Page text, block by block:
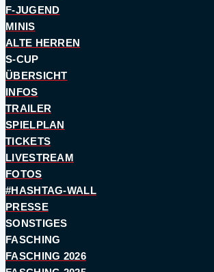
F-JUGEND
MINIS
ALTE HERREN
S-CUP
ÜBERSICHT
INFOS
TRAILER
SPIELPLAN
TICKETS
LIVESTREAM
FOTOS
#HASHTAG-WALL
PRESSE
SONSTIGES
FASCHING
FASCHING 2026